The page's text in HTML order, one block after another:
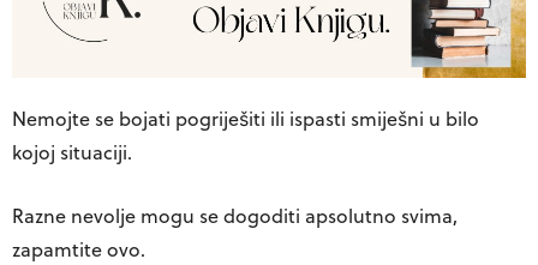
Nemojte se bojati pogriješiti ili ispasti smiješni u bilo
kojoj situaciji.
Razne nevolje mogu se dogoditi apsolutno svima,
zapamtite ovo.